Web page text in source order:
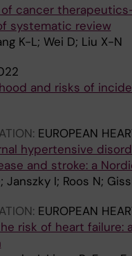
cancer
systematic review
K-L; Wei D; Liu X-N
and risks of
EUROPEAN
hypertensive
and stroke: a
Janszky I; Roos N;
EUROPEAN
risk of heart